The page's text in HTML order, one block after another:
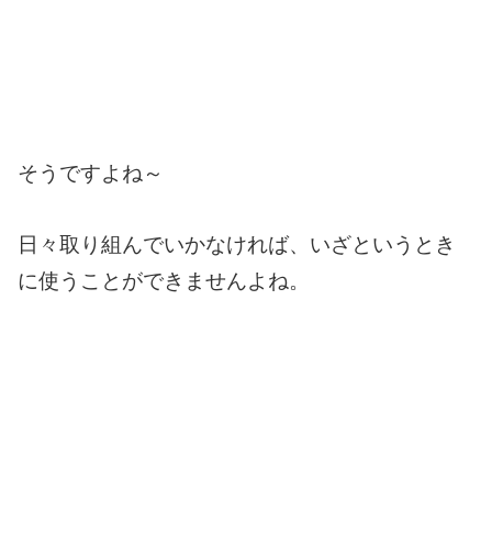
そうですよね～
日々取り組んでいかなければ、いざというとき
に使うことができませんよね。